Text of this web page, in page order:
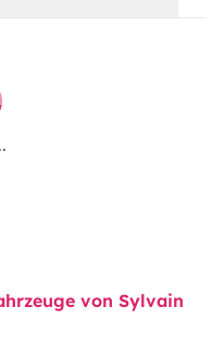
von Sylvain